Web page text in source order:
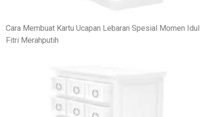
Cara Membuat Kartu Ucapan Lebaran Spesial Momen Idul
Fitri Merahputih